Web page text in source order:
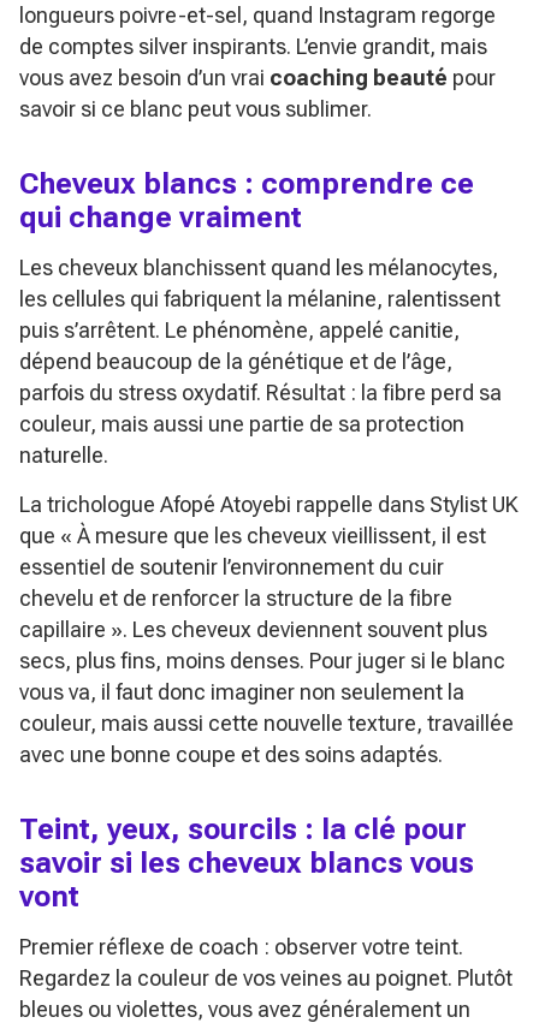
longueurs poivre-et-sel, quand Instagram regorge
de comptes silver inspirants. L’envie grandit, mais
vous avez besoin d’un vrai coaching beauté pour
savoir si ce blanc peut vous sublimer.
Cheveux blancs : comprendre ce
qui change vraiment
Les cheveux blanchissent quand les mélanocytes,
les cellules qui fabriquent la mélanine, ralentissent
puis s’arrêtent. Le phénomène, appelé canitie,
dépend beaucoup de la génétique et de l’âge,
parfois du stress oxydatif. Résultat : la fibre perd sa
couleur, mais aussi une partie de sa protection
naturelle.
La trichologue Afopé Atoyebi rappelle dans Stylist UK
que « À mesure que les cheveux vieillissent, il est
essentiel de soutenir l’environnement du cuir
chevelu et de renforcer la structure de la fibre
capillaire ». Les cheveux deviennent souvent plus
secs, plus fins, moins denses. Pour juger si le blanc
vous va, il faut donc imaginer non seulement la
couleur, mais aussi cette nouvelle texture, travaillée
avec une bonne coupe et des soins adaptés.
Teint, yeux, sourcils : la clé pour
savoir si les cheveux blancs vous
vont
Premier réflexe de coach : observer votre teint.
Regardez la couleur de vos veines au poignet. Plutôt
bleues ou violettes, vous avez généralement un